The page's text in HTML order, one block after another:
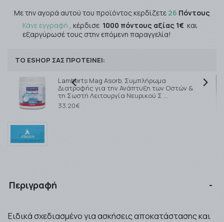
Με την αγορά αυτού του προϊόντος κερδίζετε 26 Πόντους
Κάνε εγγραφή , κέρδισε 1000 πόντους αξίας 1€ και
εξαργύρωσέ τους στην επόμενη παραγγελία!
ΤΟ ESHOP ΣΑΣ ΠΡΟΤΕΙΝΕΙ:
Lamberts Mag Asorb, Συμπλήρωμα
Διατροφής για την Ανάπτυξη των Οστών &
τη Σωστή Λειτουργία Νευρικού Σ …
33.20€
Περιγραφή
Ειδικά σχεδιασμένο για ασκήσεις αποκατάστασης και